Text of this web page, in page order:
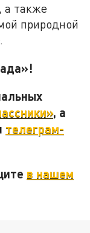
а также
природной
, а
телеграм-
в нашем